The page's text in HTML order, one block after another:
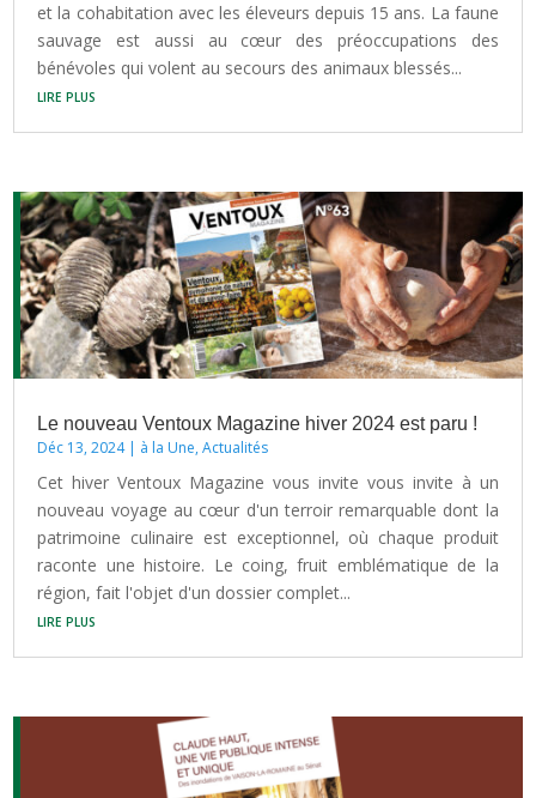
et la cohabitation avec les éleveurs depuis 15 ans. La faune
sauvage est aussi au cœur des préoccupations des
bénévoles qui volent au secours des animaux blessés...
lire plus
Le nouveau Ventoux Magazine hiver 2024 est paru !
Déc 13, 2024| à la Une,Actualités
Cet hiver Ventoux Magazine vous invite vous invite à un
nouveau voyage au cœur d'un terroir remarquable dont la
patrimoine culinaire est exceptionnel, où chaque produit
raconte une histoire. Le coing, fruit emblématique de la
région, fait l'objet d'un dossier complet...
lire plus